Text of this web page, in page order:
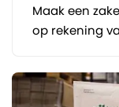
Maak een
op rekening